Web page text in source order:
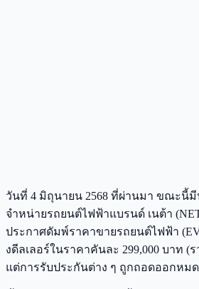
วันที่ 4 มิถุนายน 2568 ที่ผ่านมา ขณะนี้
จำหน่ายรถยนต์ไฟฟ้าแบรนด์ เนต้า
ประกาศดัมพ์ราคาขายรถยนต์ไฟฟ้า
งดีลเลอร์ในราคาคันละ 299,000 บาท (ร
แต่การรับประกันต่าง ๆ ถูกถอดออกหมด